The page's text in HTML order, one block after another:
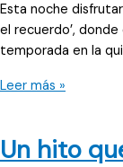
Esta noche
el recuerdo’,
temporada en la
Duelo
por
Leer más »
Un hito